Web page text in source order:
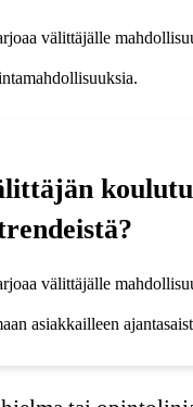
välittäjälle
välittäjälle
asiakkailleen